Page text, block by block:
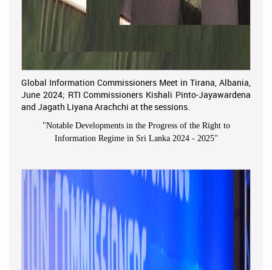
Global Information Commissioners Meet in Tirana, Albania,
June 2024; RTI Commissioners Kishali Pinto-Jayawardena
and Jagath Liyana Arachchi at the sessions.
"Notable Developments in the Progress of the Right to
Information Regime in Sri Lanka 2024 - 2025"